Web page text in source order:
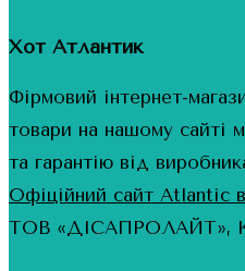
Хот Атлантик
Фірмовий інтернет-
товари на нашому сайті
та гарантію від
Офіційний сайт Atlantic в
ТОВ «ДІСАПРОЛАЙТ»,